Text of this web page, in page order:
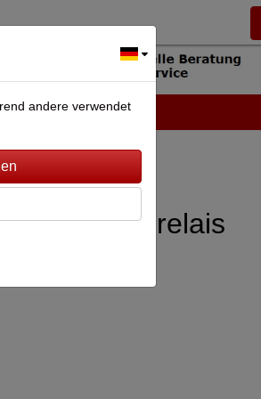
KONTAKT
andere verwendet